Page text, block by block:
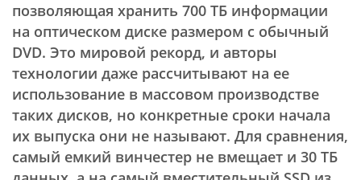
позволяющая хранить 700 ТБ информации
на оптическом диске размером с обычный
DVD. Это мировой рекорд, и авторы
технологии даже рассчитывают на ее
использование в массовом производстве
таких дисков, но конкретные сроки начала
их выпуска они не называют. Для сравнения,
самый емкий винчестер не вмещает и 30 ТБ